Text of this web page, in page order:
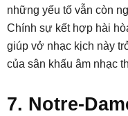
những yếu tố vẫn còn
Chính sự kết hợp hài
giúp vở nhạc kịch này
của sân khấu âm nhạc
7. Notre-